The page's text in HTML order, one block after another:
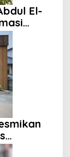
El-